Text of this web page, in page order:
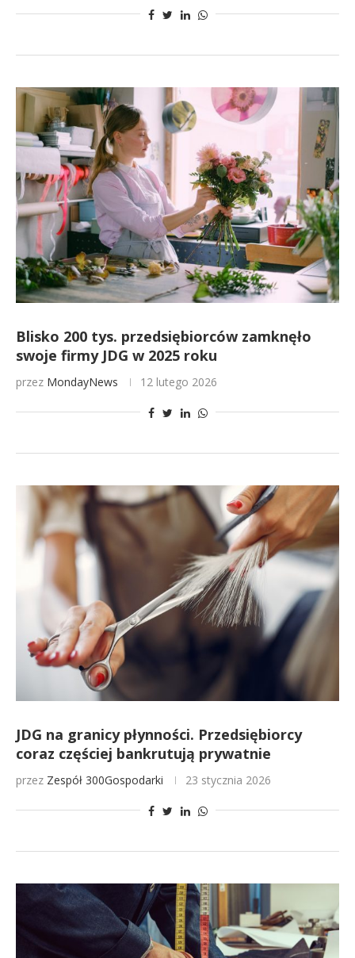
Blisko 200 tys. przedsiębiorców zamknęło
swoje firmy JDG w 2025 roku
przez MondayNews 12 lutego 2026
JDG na granicy płynności. Przedsiębiorcy
coraz częściej bankrutują prywatnie
przez Zespół 300Gospodarki 23 stycznia 2026